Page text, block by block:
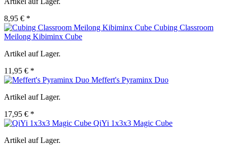
8,95 € *
Cubing Classroom
Meilong Kibiminx Cube
Artikel auf Lager.
11,95 € *
Meffert's Pyraminx Duo
Artikel auf Lager.
17,95 € *
QiYi 1x3x3 Magic Cube
Artikel auf Lager.